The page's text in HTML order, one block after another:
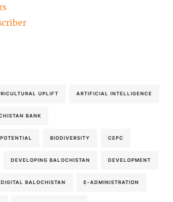
UPLIFT ARTIFICIAL INTELLIGENCE
BANK
BIODIVERSITY CEPC
DEVELOPING BALOCHISTAN DEVELOPMENT
DIGITAL BALOCHISTAN E-ADMINISTRATION